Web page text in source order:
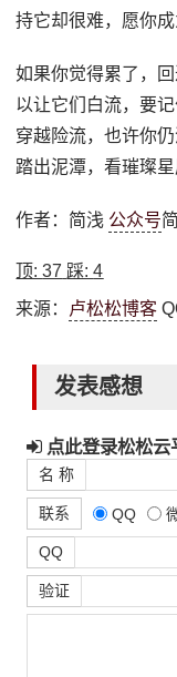
持它却很难，愿你
如果你觉得累了，
以让它们白流，要
穿越险流，也许你
踏出泥潭，看璀璨星
作者：简浅 公众号
顶:37 踩:4
来源： 卢松松博客
发表感想
点此登录松松云
名 称
联系 QQ
QQ
验证